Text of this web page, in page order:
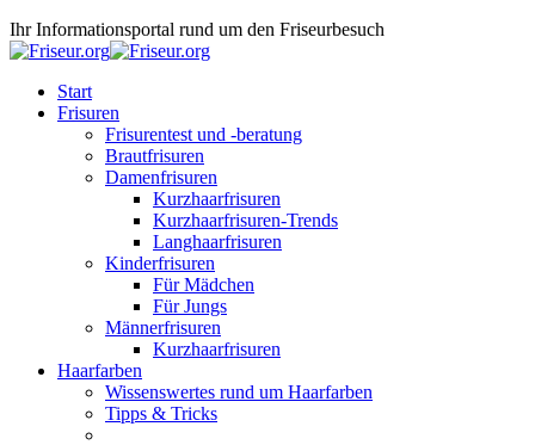
Ihr Informationsportal rund um den Friseurbesuch
Start
Frisuren
Frisurentest und -beratung
Brautfrisuren
Damenfrisuren
Kurzhaarfrisuren
Kurzhaarfrisuren-Trends
Langhaarfrisuren
Kinderfrisuren
Für Mädchen
Für Jungs
Männerfrisuren
Kurzhaarfrisuren
Haarfarben
Wissenswertes rund um Haarfarben
Tipps & Tricks